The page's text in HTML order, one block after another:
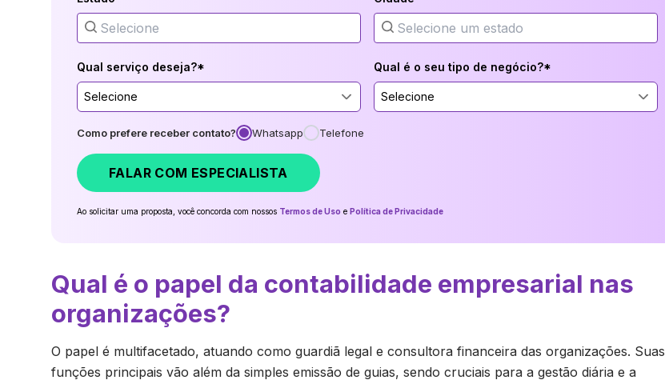
Qual serviço deseja?*
Selecione
Qual é o seu tipo de negócio?*
Selecione
Como prefere receber contato? Whatsapp Telefone
FALAR COM ESPECIALISTA
Ao solicitar uma proposta, você concorda com nossos Termos de Uso e Política de Privacidade
Qual é o papel da contabilidade empresarial nas
organizações?
O papel é multifacetado, atuando como guardiã legal e consultora financeira das organizações. Suas
funções principais vão além da simples emissão de guias, sendo cruciais para a gestão diária e a